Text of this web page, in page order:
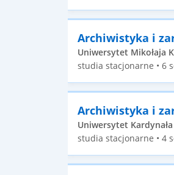
Archiwistyka i
Uniwersytet Mikołaja
studia stacjonarne • 6
Archiwistyka i
Uniwersytet
studia stacjonarne • 4